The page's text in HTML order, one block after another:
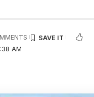
AM